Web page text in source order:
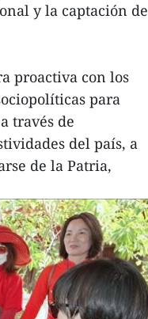
y la captación de
proactiva con los
para
través de
del país, a
de la Patria,